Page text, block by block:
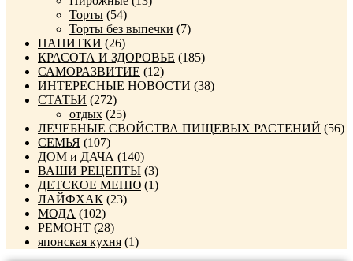
Торты (54)
Торты без выпечки (7)
НАПИТКИ (26)
КРАСОТА И ЗДОРОВЬЕ (185)
САМОРАЗВИТИЕ (12)
ИНТЕРЕСНЫЕ НОВОСТИ (38)
СТАТЬИ (272)
отдых (25)
ЛЕЧЕБНЫЕ СВОЙСТВА ПИЩЕВЫХ РАСТЕНИЙ (56)
СЕМЬЯ (107)
ДОМ и ДАЧА (140)
ВАШИ РЕЦЕПТЫ (3)
ДЕТСКОЕ МЕНЮ (1)
ЛАЙФХАК (23)
МОДА (102)
РЕМОНТ (28)
японская кухня (1)